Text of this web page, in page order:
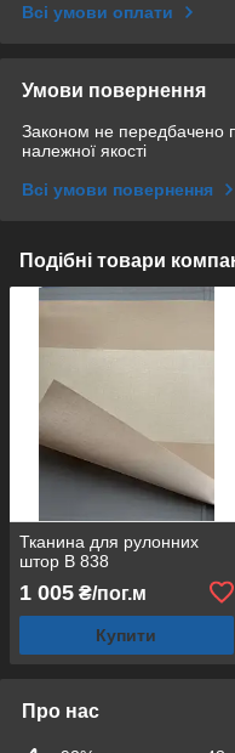
Всі умови оплати
Умови повернення
Законом не передбачено
належної якості
Всі умови повернення
Подібні товари
Тканина для рулонних
штор В 838
1 005 ₴/пог.м
Купити
Про нас